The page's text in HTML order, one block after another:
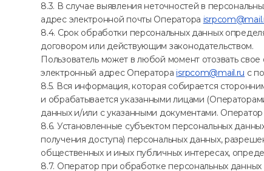
8.3. В случае выявления неточностей в
адрес электронной почты Оператора
8.4. Срок обработки персональных данных
договором или действующим законодательством.
Пользователь может в любой момент отозвать
электронный адрес Оператора isrpcom@mail.ru с
8.5. Вся информация, которая собирается
и обрабатывается указанными лицами
данных и/или с указанными документами. Оператор
8.6. Установленные субъектом персональных
получения доступа) персональных данных,
общественных и иных публичных интересах,
8.7. Оператор при обработке персональных